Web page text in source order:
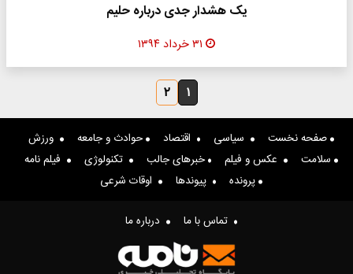
یک هشدار جدی درباره حلیم
۳۱ خرداد ۱۳۹۴
۱ ۲
صفحه نخست سیاسی اقتصاد حوادث و جامعه
ورزش
سلامت
عکس و فیلم خبرهای جالب تکنولوژی
فیلم نامه
پرونده
پیوندها اوقات شرعی
تماس با ما درباره ما